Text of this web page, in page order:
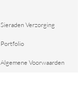
Sieraden Verzorging
Portfolio
Algemene Voorwaarden